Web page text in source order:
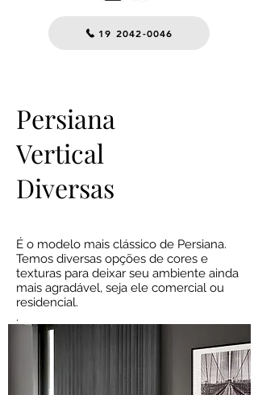
19 2042-0046
Persiana
Vertical
Diversas
É o modelo mais clássico de Persiana.
Temos diversas opções de cores e
texturas para deixar seu ambiente ainda
mais agradável, seja ele comercial ou
residencial.
.